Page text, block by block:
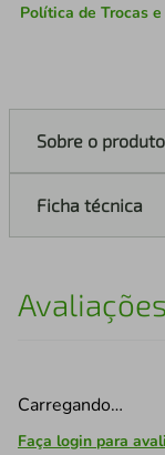
Política de Trocas
Sobre o produto
Ficha técnica
Avaliações
Carregando…
Faça login para